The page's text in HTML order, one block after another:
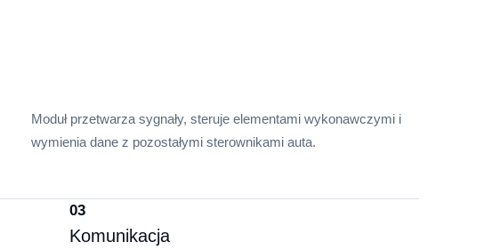
Moduł przetwarza sygnały, steruje elementami wykonawczymi i
wymienia dane z pozostałymi sterownikami auta.
03
Komunikacja